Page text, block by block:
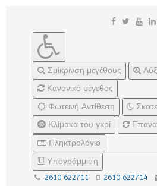
Σμίκρινση μεγέθους
Κανονικό μέγεθος
Φωτεινή Αντίθεση
Κλίμακα του γκρί
Πληκτρολόγιο
Υπογράμμιση
2610 622711 2610 622714